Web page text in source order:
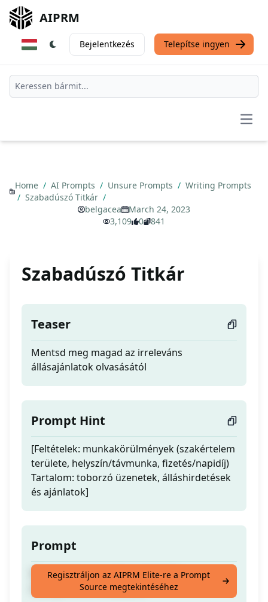
AIPRM
Bejelentkezés Telepítse ingyen
Home / AI Prompts / Unsure Prompts / Writing Prompts
/ Szabadúszó Titkár /
belgacea
March 24, 2023
3,109
0 841
Szabadúszó Titkár
Teaser
Mentsd meg magad az irreleváns
állásajánlatok olvasásától
Prompt Hint
[Feltételek: munkakörülmények (szakértelem
területe, helyszín/távmunka, fizetés/napidíj)
Tartalom: toborzó üzenetek, álláshirdetések
és ajánlatok]
Prompt
Mentsd meg magad az irreleváns
állásajánlatok olvasásától
Regisztráljon az AIPRM Elite-re a Prompt
Source megtekintéséhez